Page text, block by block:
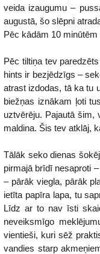
veida izaugumu –
augustā, šo slēpni
Pēc kādām 10
Pēc tiltiņa tev
hints ir bezjēdzīgs –
atrast izdodas, tā ka tu
biežņas iznākam ļoti
uztvērēju. Pajautā
maldina. Šis tev atklāj,
Tālāk seko dienas
pirmajā brīdī nesaproti
– pārāk viegla, pārāk
ietīta papīra lapa, tu
Līdz ar to nav īsti
neveiksmīgo
vientieši, kuri sēž
vandies starp